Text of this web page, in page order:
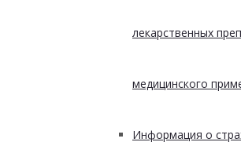
лекарственных
медицинского
Информация о